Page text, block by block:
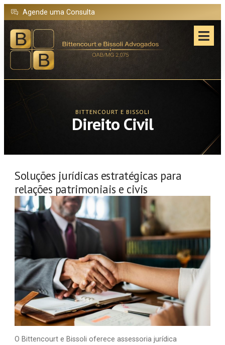
Agende uma Consulta
BITTENCOURT E BISSOLI
Direito Civil
Soluções jurídicas estratégicas para
relações patrimoniais e civis
O Bittencourt e Bissoli oferece assessoria jurídica